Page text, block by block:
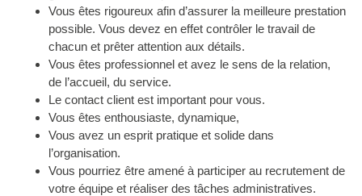
Vous êtes rigoureux afin d’assurer la meilleure prestation
possible. Vous devez en effet contrôler le travail de
chacun et prêter attention aux détails.
Vous êtes professionnel et avez le sens de la relation,
de l’accueil, du service.
Le contact client est important pour vous.
Vous êtes enthousiaste, dynamique,
Vous avez un esprit pratique et solide dans
l’organisation.
Vous pourriez être amené à participer au recrutement de
votre équipe et réaliser des tâches administratives.